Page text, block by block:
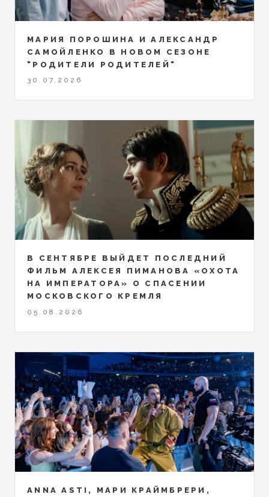
МАРИЯ ПОРОШИНА И АЛЕКСАНДР
САМОЙЛЕНКО В НОВОМ СЕЗОНЕ
"РОДИТЕЛИ РОДИТЕЛЕЙ"
30.07.2026
В СЕНТЯБРЕ ВЫЙДЕТ ПОСЛЕДНИЙ
ФИЛЬМ АЛЕКСЕЯ ПИМАНОВА «ОХОТА
НА ИМПЕРАТОРА» О СПАСЕНИИ
МОСКОВСКОГО КРЕМЛЯ
05.08.2026
ANNA ASTI, МАРИ КРАЙМБРЕРИ,